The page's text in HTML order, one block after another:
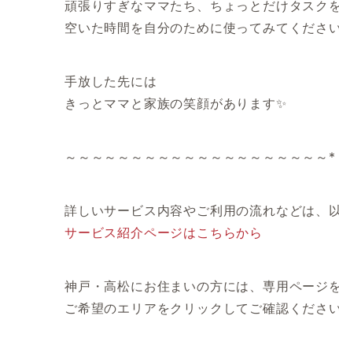
頑張りすぎなママたち、ちょっとだけタスク
空いた時間を自分のために使ってみてくださ
手放した先には
きっとママと家族の笑顔があります✨
～～～～～～～～～～～～～～～～～～～～*
詳しいサービス内容やご利用の流れなどは、
サービス紹介ページはこちらから
神戸・高松にお住まいの方には、専用ページ
ご希望のエリアをクリックしてご確認ください